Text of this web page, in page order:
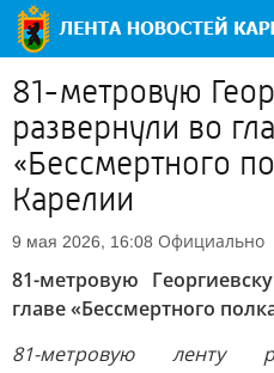
81-метровую
развернули во
«Бессмертного
Карелии
9 мая 2026, 16:08 Официально
81-метровую
главе «Бессмертного
81-метровую ленту